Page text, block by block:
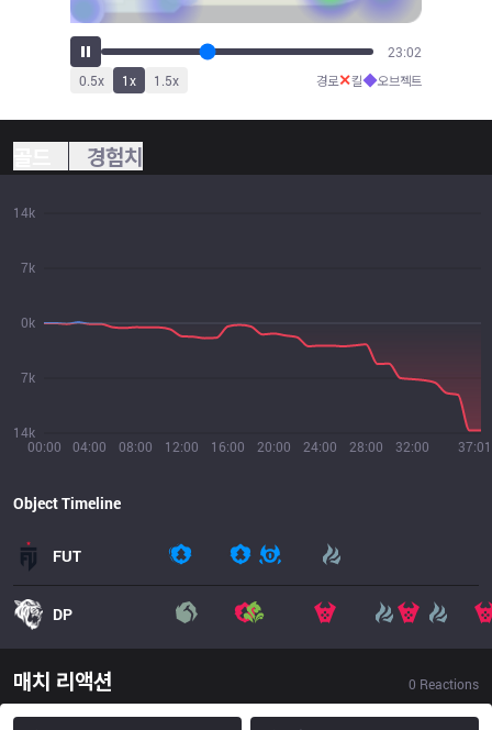
24:20
0.5x 1x 1.5x 경로✕킬◆오브젝트
경험치
00:00 04:00 08:00 12:00 16:00 20:00 24:00 28:00 32:00 37:01
14k
7k
0k
7k
14k
Object Timeline
FUT
DP
매치 리액션 0 Reactions